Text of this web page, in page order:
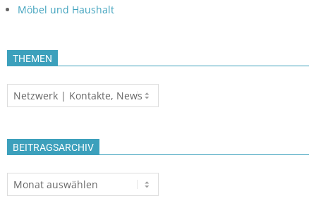
Möbel und Haushalt
THEMEN
Themen
BEITRAGSARCHIV
Beitragsarchiv